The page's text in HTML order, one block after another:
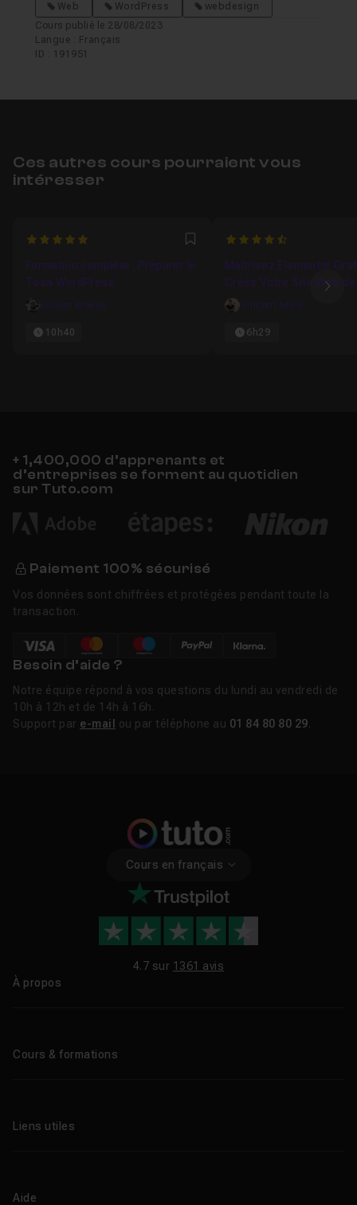
Web WordPress
webdesign
Cours publié le 28/08/2023
Langue : Français
ID : 191951
Ces autres cours pourraient vous
intéresser
5 Favori
Formation complète : Préparer le
Tosa WordPress
Olivier Krakus
10h40
4.8333333333333
Maîtrisez Elementor
Créez Votre Site Web de
Vincent Mary
6h29
+ 1,400,000 d’apprenants et
d’entreprises se forment au quotidien
sur Tuto.com
Paiement 100% sécurisé
Vos données sont chiffrées et protégées pendant toute la
transaction.
Besoin d’aide ?
Notre équipe répond à vos questions du lundi au vendredi de
10h à 12h et de 14h à 16h.
Support par e-mail ou par téléphone au 01 84 80 80 29
Cours en français
4.7 sur 1361 avis
À propos
Cours & formations
Formations certifiantes
Liens utiles
Aide